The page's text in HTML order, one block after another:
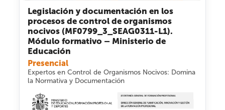
Legislación y documentación en los
procesos de control de organismos
nocivos (MF0799_3_SEAG0311-L1).
Módulo formativo – Ministerio de
Educación
Presencial
Expertos en Control de Organismos Nocivos: Domina
la Normativa y Documentación